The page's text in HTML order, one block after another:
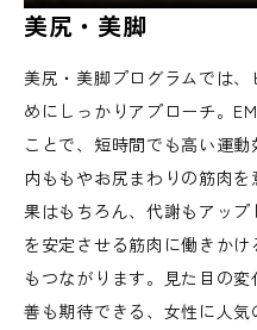
美尻・美脚
美尻・美脚プログラムでは
めにしっかりアプローチ。
ことで、短時間でも高い運動
内ももやお尻まわりの筋肉
果はもちろん、代謝もアッ
を安定させる筋肉に働きか
もつながります。見た目の
善も期待できる、女性に人気